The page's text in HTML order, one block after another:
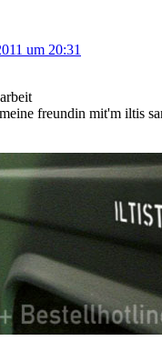
um 20:31
freundin mit'm iltis